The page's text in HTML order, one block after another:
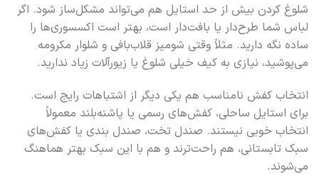
شلوغ کردن بیش از حد استایل هم می‌تواند مشکل‌ساز شود. اگر
لباس شما طرح‌دار یا بافت‌دار است، بهتر است اکسسوری‌ها را
ساده نگه دارید. مثلاً وقتی شومیز قلاب‌بافی و شلوار مکرومه
می‌پوشید، نیازی به کیف خیلی شلوغ یا زیورآلات زیاد ندارید.
انتخاب کفش نامناسب هم یکی دیگر از اشتباهات رایج است.
برای استایل ساحلی، کفش‌های رسمی یا پاشنه‌بلند معمولاً
انتخاب خوبی نیستند. صندل تخت، صندل بندی یا کفش‌های
سبک تابستانی، هم راحت‌ترند و هم با این سبک بهتر هماهنگ
می‌شوند.